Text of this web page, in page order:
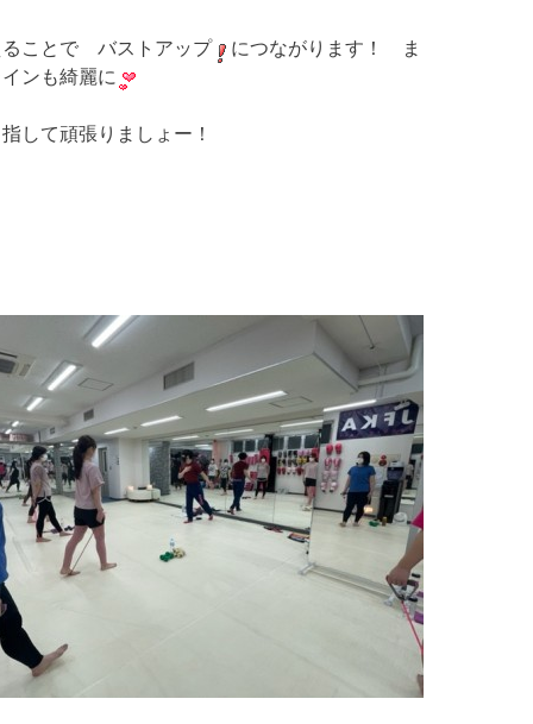
ることで バストアップ
につながります！ ま
ンも綺麗に
して頑張りましょー！